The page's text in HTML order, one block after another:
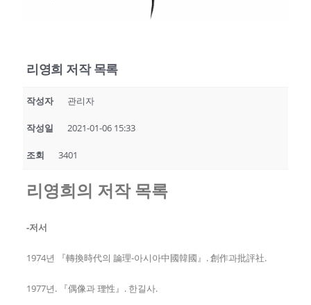
리영희 저작 목록
작성자 관리자
작성일 2021-01-06 15:33
조회 3401
리영희의 저작 목록
-저서
1974년 『轉換時代의 論理-아시아中國韓國』. 創作과批評社.
1977년. 『偶像과 理性』. 한길사.